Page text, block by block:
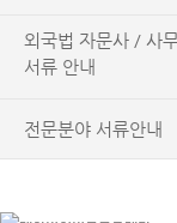
외국법 자문사 / 사
서류 안내
전문분야 서류안내